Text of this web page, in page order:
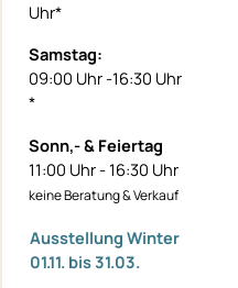
Uhr*
Samstag:
09:00 Uhr -16:30 Uhr
*
Sonn,- & Feiertag
11:00 Uhr - 16:30 Uhr
keine Beratung & Verkauf
Ausstellung Winter
01.11. bis 31.03.